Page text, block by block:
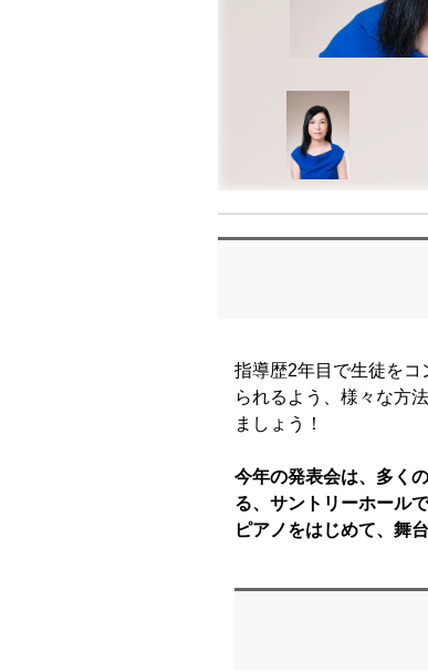
指導歴2年目で生徒を
られるよう、様々な方
ましょう！
今年の発表会は、多く
る、サントリーホール
ピアノをはじめて、舞